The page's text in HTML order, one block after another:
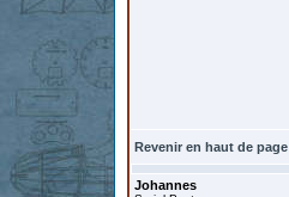
Revenir en haut de page
Johannes